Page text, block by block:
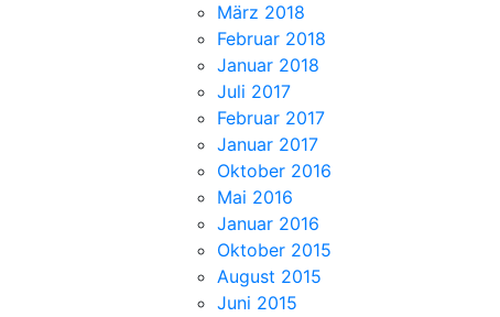
März 2018
Februar 2018
Januar 2018
Juli 2017
Februar 2017
Januar 2017
Oktober 2016
Mai 2016
Januar 2016
Oktober 2015
August 2015
Juni 2015